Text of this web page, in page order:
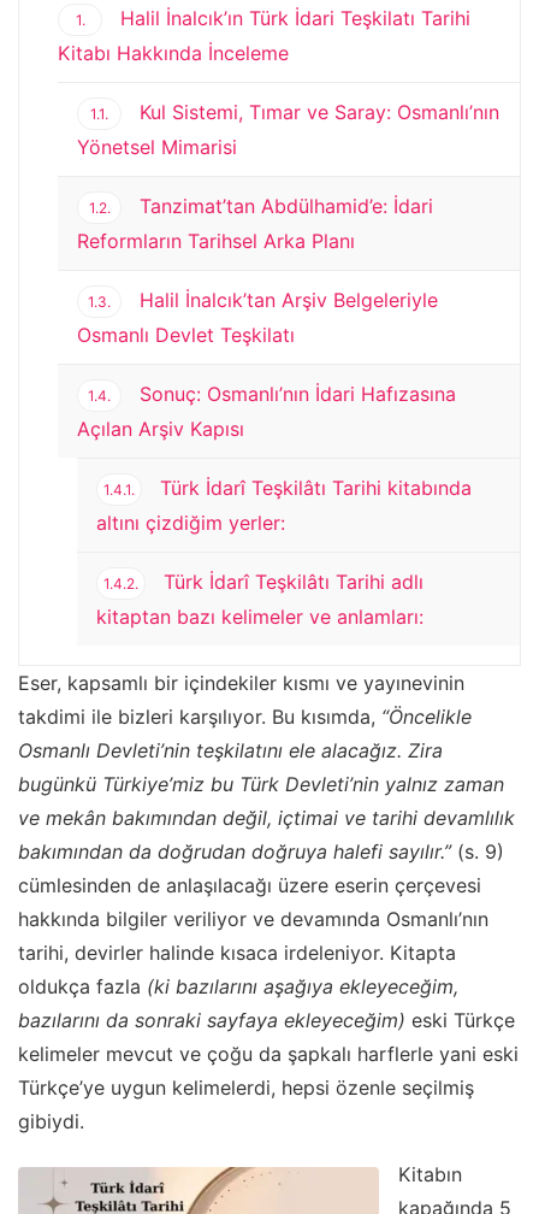
1.
Halil İnalcık’ın Türk İdari Teşkilatı Tarihi
Kitabı Hakkında İnceleme
1.1.
Kul Sistemi, Tımar ve Saray: Osmanlı’nın
Yönetsel Mimarisi
1.2.
Tanzimat’tan Abdülhamid’e: İdari
Reformların Tarihsel Arka Planı
1.3.
Halil İnalcık’tan Arşiv Belgeleriyle
Osmanlı Devlet Teşkilatı
1.4.
Sonuç: Osmanlı’nın İdari Hafızasına
Açılan Arşiv Kapısı
1.4.1.
Türk İdarî Teşkilâtı Tarihi kitabında
altını çizdiğim yerler:
1.4.2.
Türk İdarî Teşkilâtı Tarihi adlı
kitaptan bazı kelimeler ve anlamları:
Eser, kapsamlı bir içindekiler kısmı ve yayınevinin
takdimi ile bizleri karşılıyor. Bu kısımda, “Öncelikle
Osmanlı Devleti’nin teşkilatını ele alacağız. Zira
bugünkü Türkiye’miz bu Türk Devleti’nin yalnız zaman
ve mekân bakımından değil, içtimai ve tarihi devamlılık
bakımından da doğrudan doğruya halefi sayılır.”(s. 9)
cümlesinden de anlaşılacağı üzere eserin çerçevesi
hakkında bilgiler veriliyor ve devamında Osmanlı’nın
tarihi, devirler halinde kısaca irdeleniyor. Kitapta
oldukça fazla (ki bazılarını aşağıya ekleyeceğim,
bazılarını da sonraki sayfaya ekleyeceğim) eski Türkçe
kelimeler mevcut ve çoğu da şapkalı harflerle yani eski
Türkçe’ye uygun kelimelerdi, hepsi özenle seçilmiş
gibiydi.
Kitabın
kapağında 5